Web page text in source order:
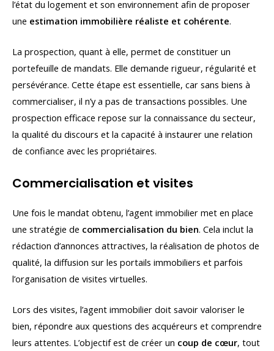
l’état du logement et son environnement afin de proposer
une estimation immobilière réaliste et cohérente.
La prospection, quant à elle, permet de constituer un
portefeuille de mandats. Elle demande rigueur, régularité et
persévérance. Cette étape est essentielle, car sans biens à
commercialiser, il n’y a pas de transactions possibles. Une
prospection efficace repose sur la connaissance du secteur,
la qualité du discours et la capacité à instaurer une relation
de confiance avec les propriétaires.
Commercialisation et visites
Une fois le mandat obtenu, l’agent immobilier met en place
une stratégie de commercialisation du bien. Cela inclut la
rédaction d’annonces attractives, la réalisation de photos de
qualité, la diffusion sur les portails immobiliers et parfois
l’organisation de visites virtuelles.
Lors des visites, l’agent immobilier doit savoir valoriser le
bien, répondre aux questions des acquéreurs et comprendre
leurs attentes. L’objectif est de créer un coup de cœur, tout